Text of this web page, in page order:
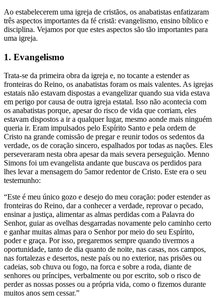
Ao estabelecerem uma igreja de cristãos, os anabatistas enfatizaram
três aspectos importantes da fé cristã: evangelismo, ensino bíblico e
disciplina. Vejamos por que estes aspectos são tão importantes para
uma igreja.
1. Evangelismo
Trata-se da primeira obra da igreja e, no tocante a estender as
fronteiras do Reino, os anabatistas foram os mais valentes. As igrejas
estatais não estavam dispostas a evangelizar quando sua vida estava
em perigo por causa de outra igreja estatal. Isso não acontecia com
os anabatistas porque, apesar do risco de vida que corriam, eles
estavam dispostos a ir a qualquer lugar, mesmo aonde mais ninguém
queria ir. Eram impulsados pelo Espírito Santo e pela ordem de
Cristo na grande comissão de pregar e reunir todos os sedentos da
verdade, os de coração sincero, espalhados por todas as nações. Eles
perseveraram nesta obra apesar da mais severa perseguição. Menno
Simons foi um evangelista andante que buscava os perdidos para
lhes levar a mensagem do 5amor redentor de Cristo. Este era o seu
testemunho:
“Este é meu único gozo e desejo do meu coração: poder estender as
fronteiras do Reino, dar a conhecer a verdade, reprovar o pecado,
ensinar a justiça, alimentar as almas perdidas com a Palavra do
Senhor, guiar as ovelhas desgarradas novamente pelo caminho certo
e ganhar muitas almas para o Senhor por meio do seu Espírito,
poder e graça. Por isso, pregaremos sempre quando tivermos a
oportunidade, tanto de dia quanto de noite, nas casas, nos campos,
nas fortalezas e desertos, neste país ou no exterior, nas prisões ou
cadeias, sob chuva ou fogo, na forca e sobre a roda, diante de
senhores ou príncipes, verbalmente ou por escrito, sob o risco de
perder as nossas posses ou a própria vida, como o fizemos durante
muitos anos sem cessar.”